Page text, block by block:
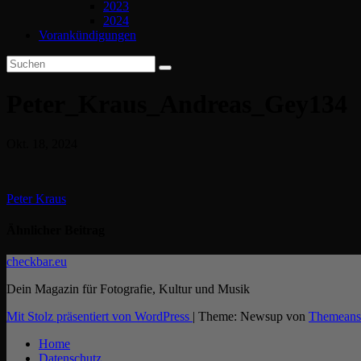
2023
2024
Vorankündigungen
Beitragsnavigation
Peter Kraus
checkbar.eu
Dein Magazin für Fotografie, Kultur und Musik
Mit Stolz präsentiert von WordPress | Theme: Newsup von
Home